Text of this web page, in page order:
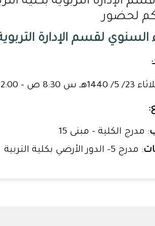
لحضور
السنوي لقسم الإدارة
8:30 ص - 12:00 م
: مدرج الكلية - مبنى 15
: مدرج 5- الدور الأرضي بكلية التربية